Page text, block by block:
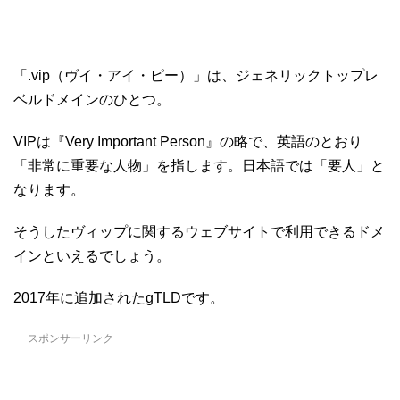
「.vip（ヴイ・アイ・ピー）」は、ジェネリックトップレ
ベルドメインのひとつ。
VIPは『Very Important Person』の略で、英語のとおり
「非常に重要な人物」を指します。日本語では「要人」と
なります。
そうしたヴィップに関するウェブサイトで利用できるドメ
インといえるでしょう。
2017年に追加されたgTLDです。
スポンサーリンク